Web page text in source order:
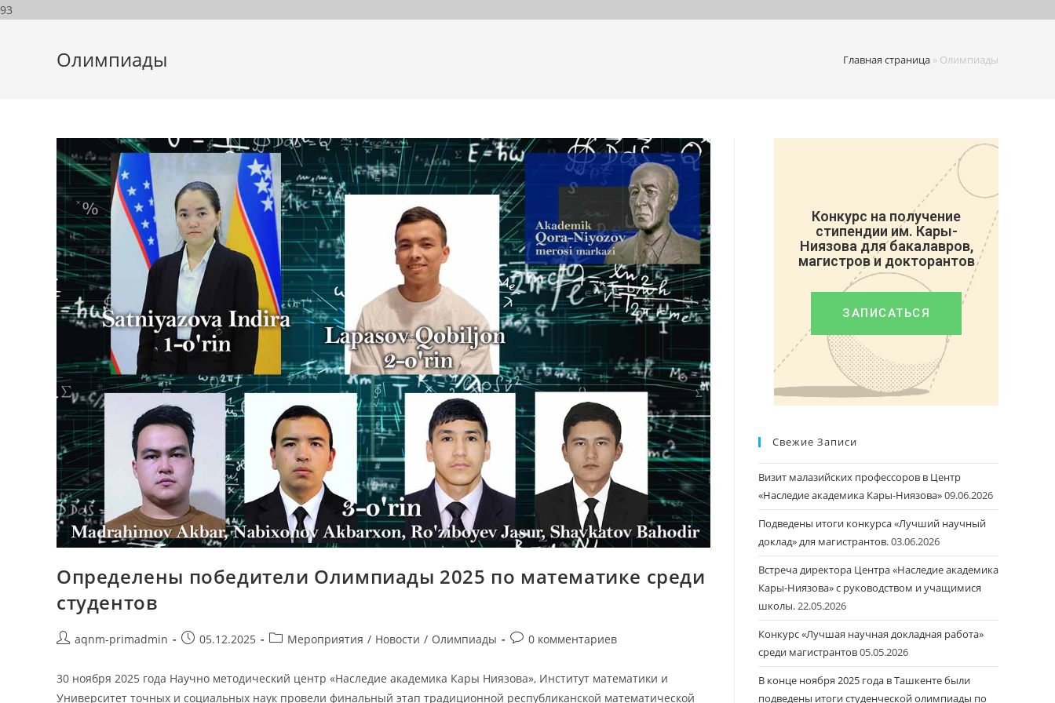
93
Олимпиады Главная страница » Олимпиады
Определены победители Олимпиады 2025 по математике среди
студентов
aqnm-primadmin 05.12.2025 Мероприятия / Новости / Олимпиады 0 комментариев
30 ноября 2025 года Научно методический центр «Наследие академика Кары Ниязова», Институт математики и
Университет точных и социальных наук провели финальный этап традиционной республиканской математической
Конкурс на получение
стипендии им. Кары-
Ниязова для бакалавров,
магистров и докторантов
ЗАПИСАТЬСЯ
Свежие Записи
Визит малазийских профессоров в Центр
«Наследие академика Кары-Ниязова»09.06.2026
Подведены итоги конкурса «Лучший научный
доклад» для магистрантов.03.06.2026
Встреча директора Центра «Наследие академика
Кары-Ниязова» с руководством и учащимися
школы.22.05.2026
Конкурс «Лучшая научная докладная работа»
среди магистрантов05.05.2026
В конце ноября 2025 года в Ташкенте были
подведены итоги студенческой олимпиады по